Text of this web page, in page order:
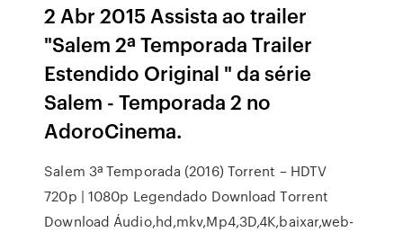
2 Abr 2015 Assista ao trailer
"Salem 2ª Temporada Trailer
Estendido Original " da série
Salem - Temporada 2 no
AdoroCinema.
Salem 3ª Temporada (2016) Torrent – HDTV
720p | 1080p Legendado Download Torrent
Download Áudio,hd,mkv,Mp4,3D,4K,baixar,web-